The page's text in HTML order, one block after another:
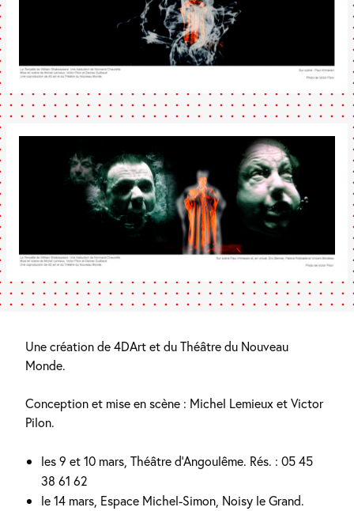
Une création de 4DArt et du Théâtre du Nouveau
Monde.
Conception et mise en scène : Michel Lemieux et Victor
Pilon.
les 9 et 10 mars, Théâtre d’Angoulême. Rés. : 05 45
38 61 62
le 14 mars, Espace Michel-Simon, Noisy le Grand.